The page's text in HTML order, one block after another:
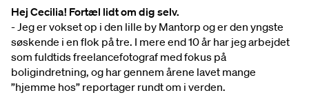
Hej Cecilia! Fortæl lidt om dig selv.
- Jeg er vokset op i den lille by Mantorp og er den yngste
søskende i en flok på tre. I mere end 10 år har jeg arbejdet
som fuldtids freelancefotograf med fokus på
boligindretning, og har gennem årene lavet mange
”hjemme hos” reportager rundt om i verden.